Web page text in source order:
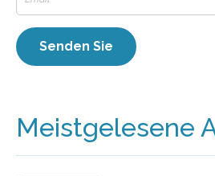
Meistgelesene